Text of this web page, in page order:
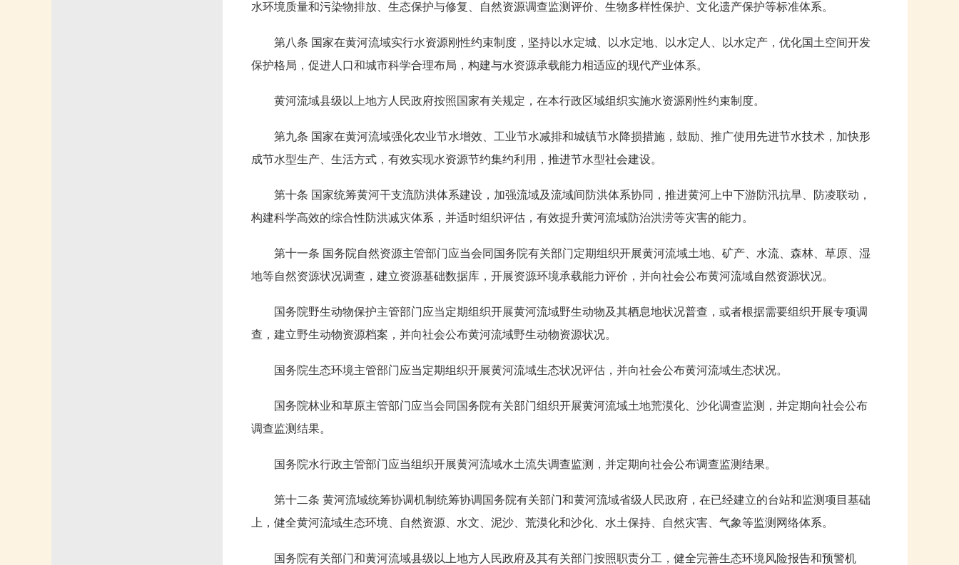
水环境质量和污染物排放、生态保护与修复、自然资源调查监测评价、生物多样性保护、文化遗产保护等标准体系。
第八条 国家在黄河流域实行水资源刚性约束制度，坚持以水定城、以水定地、以水定人、以水定产，优化国土空间开发
保护格局，促进人口和城市科学合理布局，构建与水资源承载能力相适应的现代产业体系。
黄河流域县级以上地方人民政府按照国家有关规定，在本行政区域组织实施水资源刚性约束制度。
第九条 国家在黄河流域强化农业节水增效、工业节水减排和城镇节水降损措施，鼓励、推广使用先进节水技术，加快形
成节水型生产、生活方式，有效实现水资源节约集约利用，推进节水型社会建设。
第十条 国家统筹黄河干支流防洪体系建设，加强流域及流域间防洪体系协同，推进黄河上中下游防汛抗旱、防凌联动，
构建科学高效的综合性防洪减灾体系，并适时组织评估，有效提升黄河流域防治洪涝等灾害的能力。
第十一条 国务院自然资源主管部门应当会同国务院有关部门定期组织开展黄河流域土地、矿产、水流、森林、草原、湿
地等自然资源状况调查，建立资源基础数据库，开展资源环境承载能力评价，并向社会公布黄河流域自然资源状况。
国务院野生动物保护主管部门应当定期组织开展黄河流域野生动物及其栖息地状况普查，或者根据需要组织开展专项调
查，建立野生动物资源档案，并向社会公布黄河流域野生动物资源状况。
国务院生态环境主管部门应当定期组织开展黄河流域生态状况评估，并向社会公布黄河流域生态状况。
国务院林业和草原主管部门应当会同国务院有关部门组织开展黄河流域土地荒漠化、沙化调查监测，并定期向社会公布
调查监测结果。
国务院水行政主管部门应当组织开展黄河流域水土流失调查监测，并定期向社会公布调查监测结果。
第十二条 黄河流域统筹协调机制统筹协调国务院有关部门和黄河流域省级人民政府，在已经建立的台站和监测项目基础
上，健全黄河流域生态环境、自然资源、水文、泥沙、荒漠化和沙化、水土保持、自然灾害、气象等监测网络体系。
国务院有关部门和黄河流域县级以上地方人民政府及其有关部门按照职责分工，健全完善生态环境风险报告和预警机